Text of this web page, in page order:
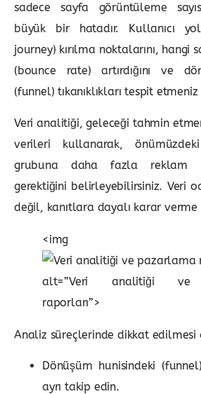
sadece sayfa görüntüleme
büyük bir hatadır. Kullanıcı
journey) kırılma noktalarını, hangi
(bounce rate) artırdığını ve
(funnel) tıkanıklıkları tespit etmeniz
Veri analitiği, geleceği tahmin
verileri kullanarak,
grubuna daha fazla reklam
gerektiğini belirleyebilirsiniz. Veri
değil, kanıtlara dayalı karar verme
<img
alt=”Veri analitiği ve
raporları”>
Analiz süreçlerinde dikkat edilmesi
Dönüşüm hunisindeki
ayrı takip edin.